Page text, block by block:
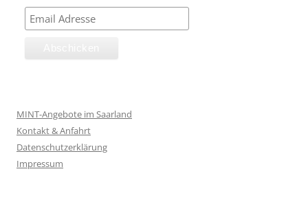
MINT-Angebote im Saarland
Kontakt & Anfahrt
Datenschutzerklärung
Impressum